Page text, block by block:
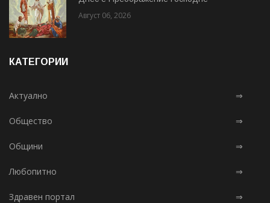
Август 06, 2026
КАТЕГОРИИ
Актуално ⇒
Общество ⇒
Общини ⇒
Любопитно ⇒
Здравен портал ⇒